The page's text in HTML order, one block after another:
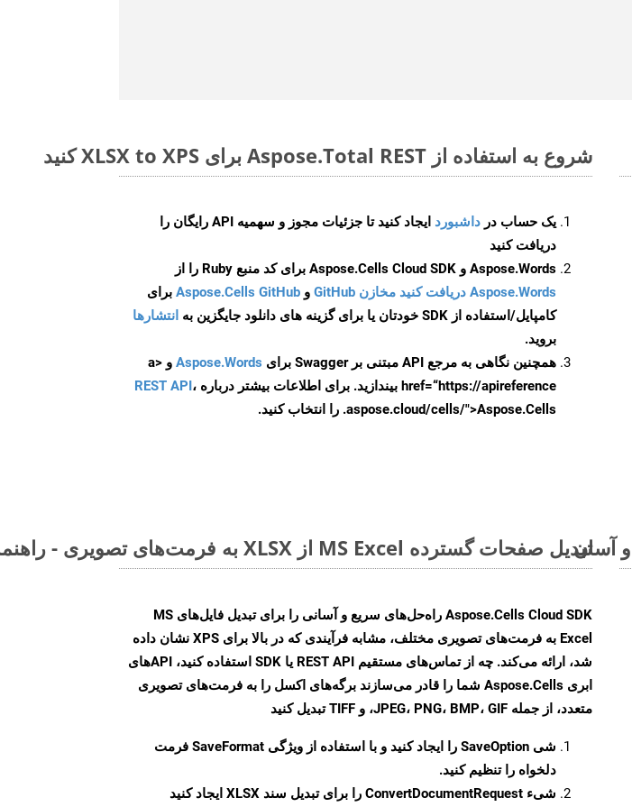
شروع به استفاده از Aspose.Total REST برای XLSX to XPS کنید
یک حساب در داشبورد
ایجاد کنید تا جزئیات مجوز و سهمیه API رایگان را
دریافت کنید
Aspose.Words و Aspose.Cells Cloud SDK برای کد منبع Ruby را از
Aspose.Words دریافت کنید مخازن GitHub
و Aspose.Cells GitHub برای
کامپایل/استفاده از SDK خودتان یا برای گزینه های دانلود جایگزین به
انتشارها
بروید.
همچنین نگاهی به مرجع API مبتنی بر Swagger برای
Aspose.Words
و <a
href=“https://apireference بیندازید. برای اطلاعات بیشتر درباره
REST API،
.aspose.cloud/cells/">Aspose.Cells را انتخاب کنید.
تبدیل صفحات گسترده MS Excel از XLSX به فرمت‌های تصویری - راهنمای گام به گام
Aspose.Cells Cloud SDK راه‌حل‌های سریع و آسانی را برای تبدیل فایل‌های MS
Excel به فرمت‌های تصویری مختلف، مشابه فرآیندی که در بالا برای XPS نشان داده
شد، ارائه می‌کند. چه از تماس‌های مستقیم REST API یا SDK استفاده کنید، APIهای
ابری Aspose.Cells شما را قادر می‌سازند برگه‌های اکسل را به فرمت‌های تصویری
متعدد، از جمله JPEG، PNG، BMP، GIF، و TIFF تبدیل کنید
شی SaveOption را ایجاد کنید و با استفاده از ویژگی SaveFormat فرمت
دلخواه را تنظیم کنید.
شیء ConvertDocumentRequest را برای تبدیل سند XLSX ایجاد کنید